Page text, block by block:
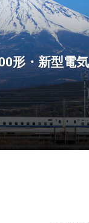
形・新型電